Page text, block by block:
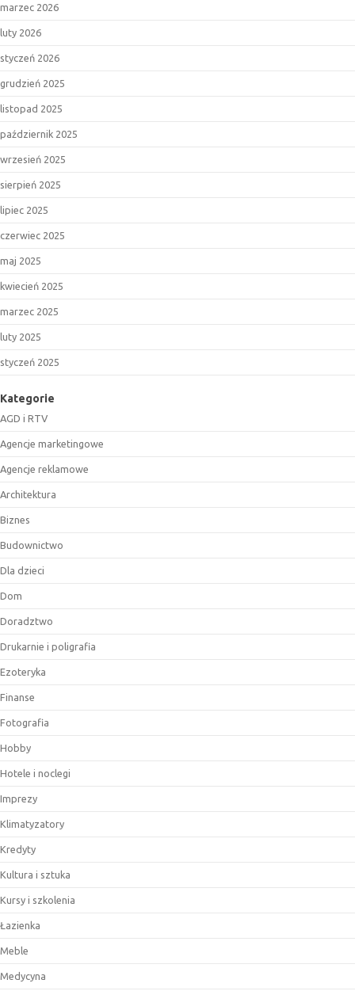
marzec 2026
luty 2026
styczeń 2026
grudzień 2025
listopad 2025
październik 2025
wrzesień 2025
sierpień 2025
lipiec 2025
czerwiec 2025
maj 2025
kwiecień 2025
marzec 2025
luty 2025
styczeń 2025
Kategorie
AGD i RTV
Agencje marketingowe
Agencje reklamowe
Architektura
Biznes
Budownictwo
Dla dzieci
Dom
Doradztwo
Drukarnie i poligrafia
Ezoteryka
Finanse
Fotografia
Hobby
Hotele i noclegi
Imprezy
Klimatyzatory
Kredyty
Kultura i sztuka
Kursy i szkolenia
Łazienka
Meble
Medycyna